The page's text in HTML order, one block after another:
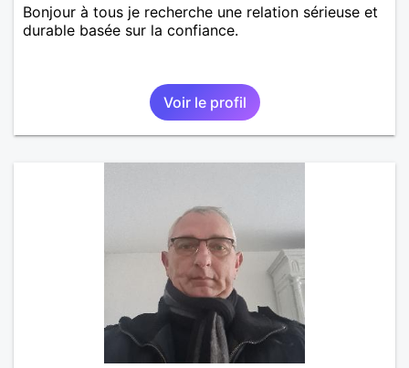
Bonjour à tous je recherche une relation sérieuse et
durable basée sur la confiance.
Voir le profil